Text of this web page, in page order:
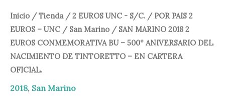
Inicio /Tienda/2 EUROS UNC - S/C. / POR PAIS 2
EUROS – UNC / San Marino / SAN MARINO 2018 2
EUROS CONMEMORATIVA BU – 500º ANIVERSARIO DEL
NACIMIENTO DE TINTORETTO – EN CARTERA
OFICIAL.
2018, San Marino